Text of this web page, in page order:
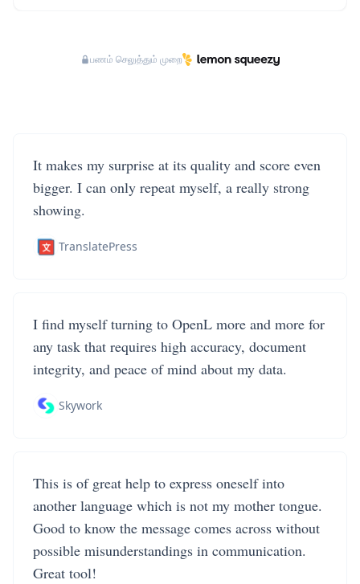
பணம் செலுத்தும் முறை
It makes my surprise at its quality and score even
bigger. I can only repeat myself, a really strong
showing.
TranslatePress
I find myself turning to OpenL more and more for
any task that requires high accuracy, document
integrity, and peace of mind about my data.
Skywork
This is of great help to express oneself into
another language which is not my mother tongue.
Good to know the message comes across without
possible misunderstandings in communication.
Great tool!